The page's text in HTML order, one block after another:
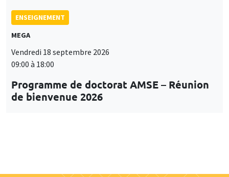
ENSEIGNEMENT
MEGA
Vendredi 18 septembre 2026
09:00 à 18:00
Programme de doctorat AMSE – Réunion
de bienvenue 2026